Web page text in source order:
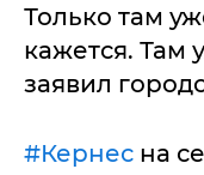
Только там
кажется. Там
заявил
#Кернес на